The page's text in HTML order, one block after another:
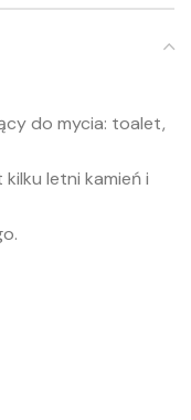
do mycia: toalet,
letni kamień i